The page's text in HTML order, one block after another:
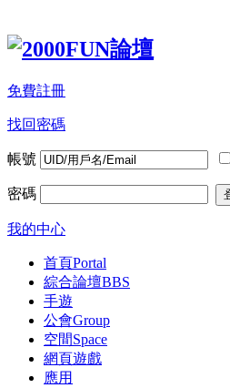
免費註冊
找回密碼
帳號
密碼
我的中心
首頁Portal
綜合論壇BBS
手遊
公會Group
空間Space
網頁遊戲
應用